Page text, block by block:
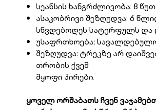
სეანსის ხანგრძლივობა: 8
ასაკობრივი შეზღუდვა: 6
სწვდებოდეს სატერფულს
უსაფრთხოება:
შეზღუდვა: ტრეკზე არ
თრობის ქვეშ
მყოფი პირები.
ყოველ ორშაბათს ჩვენ